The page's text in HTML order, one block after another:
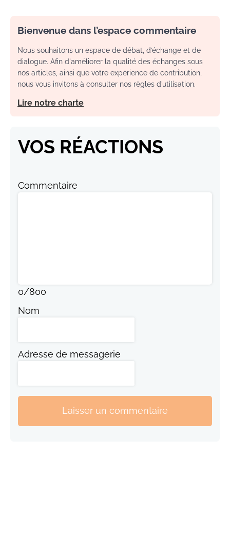
Bienvenue dans l’espace commentaire
Nous souhaitons un espace de débat, d’échange et de
dialogue. Afin d'améliorer la qualité des échanges sous
nos articles, ainsi que votre expérience de contribution,
nous vous invitons à consulter nos règles d’utilisation.
Lire notre charte
VOS RÉACTIONS
Commentaire
0/800
Nom
Adresse de messagerie
Laisser un commentaire